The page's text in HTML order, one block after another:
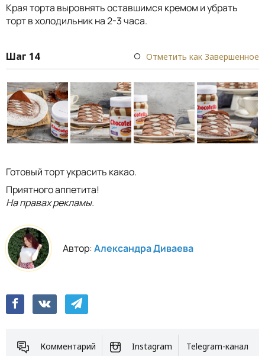
Края торта выровнять оставшимся кремом и убрать
торт в холодильник на 2-3 часа.
Шаг 14 Отметить как Завершенное
Готовый торт украсить какао.
Приятного аппетита!
На правах рекламы.
Автор:Александра Диваева
Комментарий Instagram Telegram-канал